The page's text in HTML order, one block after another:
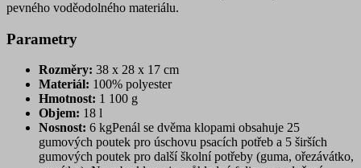
pevného voděodolného materiálu.
Parametry
Rozměry: 38 x 28 x 17 cm
Materiál: 100% polyester
Hmotnost: 1 100 g
Objem: 18 l
Nosnost: 6 kgPenál se dvěma klopami obsahuje 25
gumových poutek pro úschovu psacích potřeb a 5 širších
gumových poutek pro další školní potřeby (guma, ořezávátko,